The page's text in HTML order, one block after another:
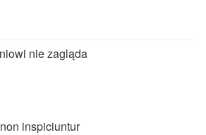
nie zagląda
inspiciuntur